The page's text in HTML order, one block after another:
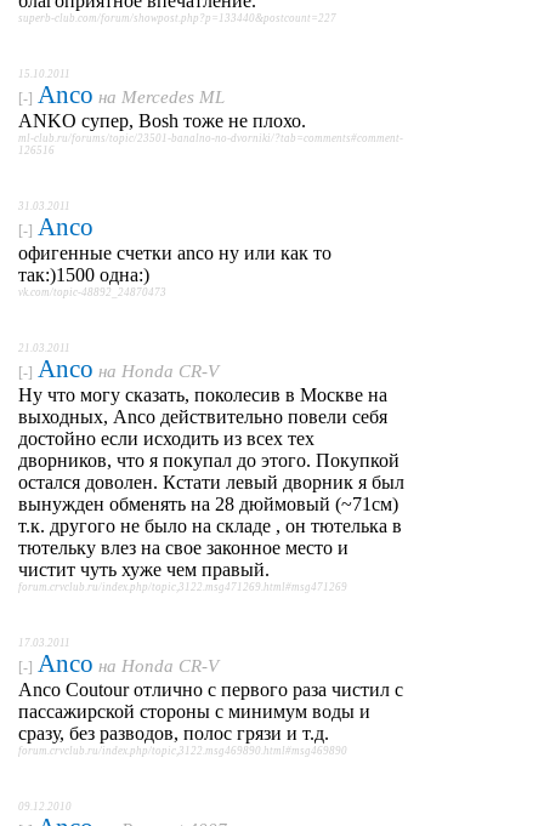
superb-club.com/forum/showpost.php?p=133440&postcount=227
15.10.2011
[-] Anco на Mercedes ML
ANKO супер, Bosh тоже не плохо.
ml-club.ru/forums/topic/23501-banalno-no-dvorniki/?tab=comments#comment-
126516
31.03.2011
[-] Anco
офигенные счетки anco ну или как то
так:)1500 одна:)
vk.com/topic-48892_24870473
21.03.2011
[-] Anco на Honda CR-V
Ну что могу сказать, поколесив в Москве на
выходных, Anco действительно повели себя
достойно если исходить из всех тех
дворников, что я покупал до этого. Покупкой
остался доволен. Кстати левый дворник я был
вынужден обменять на 28 дюймовый (~71см)
т.к. другого не было на складе , он тютелька в
тютельку влез на свое законное место и
чистит чуть хуже чем правый.
forum.crvclub.ru/index.php/topic,3122.msg471269.html#msg471269
17.03.2011
[-] Anco на Honda CR-V
Anco Coutour отлично с первого раза чистил с
пассажирской стороны с минимум воды и
сразу, без разводов, полос грязи и т.д.
forum.crvclub.ru/index.php/topic,3122.msg469890.html#msg469890
09.12.2010